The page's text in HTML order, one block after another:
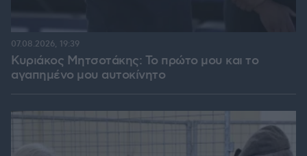
Κυριάκος Μητσοτάκης: Το πρώτο μου και το
αγαπημένο μου αυτοκίνητο
07.08.2026, 19:39